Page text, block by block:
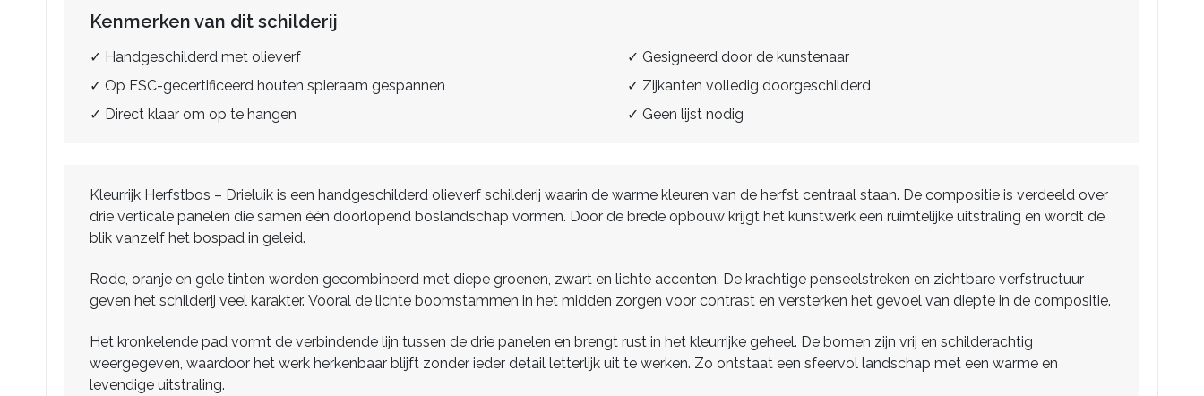
Kenmerken van dit schilderij
✓ Handgeschilderd met olieverf
✓ Gesigneerd door de kunstenaar
✓ Op FSC-gecertificeerd houten spieraam gespannen
✓ Zijkanten volledig doorgeschilderd
✓ Direct klaar om op te hangen
✓ Geen lijst nodig
Kleurrijk Herfstbos – Drieluik is een handgeschilderd olieverf schilderij waarin de warme kleuren van de herfst centraal staan. De compositie is verdeeld over
drie verticale panelen die samen één doorlopend boslandschap vormen. Door de brede opbouw krijgt het kunstwerk een ruimtelijke uitstraling en wordt de
blik vanzelf het bospad in geleid.
Rode, oranje en gele tinten worden gecombineerd met diepe groenen, zwart en lichte accenten. De krachtige penseelstreken en zichtbare verfstructuur
geven het schilderij veel karakter. Vooral de lichte boomstammen in het midden zorgen voor contrast en versterken het gevoel van diepte in de compositie.
Het kronkelende pad vormt de verbindende lijn tussen de drie panelen en brengt rust in het kleurrijke geheel. De bomen zijn vrij en schilderachtig
weergegeven, waardoor het werk herkenbaar blijft zonder ieder detail letterlijk uit te werken. Zo ontstaat een sfeervol landschap met een warme en
levendige uitstraling.